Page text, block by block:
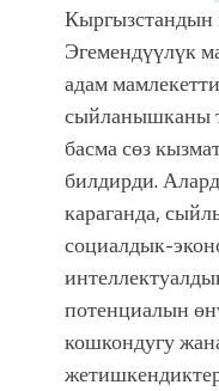
Кыргызстандын
Эгемендүүлүк
адам
сыйланышканы
басма сөз
билдирди.
караганда,
социалдык-
потенциалын
кошкондугу